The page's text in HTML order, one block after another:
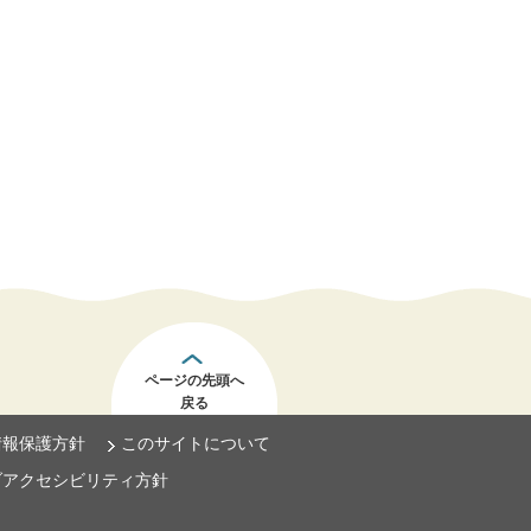
ページの先頭へ
戻る
保護方針
このサイトについて
クセシビリティ方針